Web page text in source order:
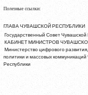
Полезные ссылки:
ГЛАВА ЧУВАШСКОЙ РЕСПУБЛИКИ
Государственный Совет Чувашской
КАБИНЕТ МИНИСТРОВ
Министерство цифрового
политики и массовых коммуникаций
Республики